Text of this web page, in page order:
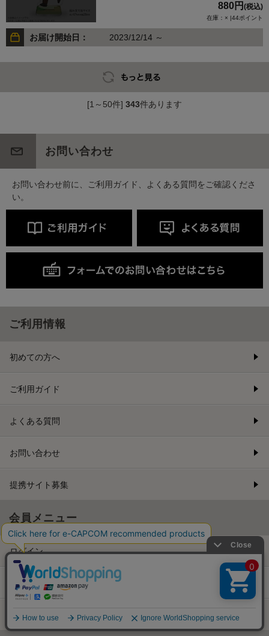
880円 (税込)
在庫：× |44ポイント
お届け開始日： 2023/12/14 ～
[1～50件] 343件あります
お問い合わせ
お問い合わせ前に、ご利用ガイド、よくある質問をご確認くださ
い。
ご利用情報
初めての方へ
ご利用ガイド
よくある質問
お問い合わせ
提携サイト募集
会員メニュー
ログイン
新規会員登録
メルマガ登録